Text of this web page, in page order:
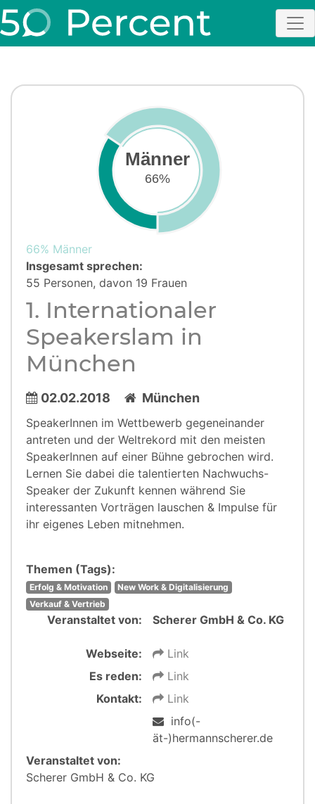
Männer
66%
66% Männer
Insgesamt sprechen:
55 Personen, davon 19 Frauen
1. Internationaler
Speakerslam in
München
02.02.2018 München
SpeakerInnen im Wettbewerb gegeneinander
antreten und der Weltrekord mit den meisten
SpeakerInnen auf einer Bühne gebrochen wird.
Lernen Sie dabei die talentierten Nachwuchs-
Speaker der Zukunft kennen während Sie
interessanten Vorträgen lauschen & Impulse für
ihr eigenes Leben mitnehmen.
Themen (Tags):
Erfolg & Motivation
New Work & Digitalisierung
Verkauf & Vertrieb
Veranstaltet von: Scherer GmbH & Co. KG
Webseite:
Link
Es reden:
Link
Kontakt:
Link
info(-
ät-)hermannscherer.de
Veranstaltet von:
Scherer GmbH & Co. KG